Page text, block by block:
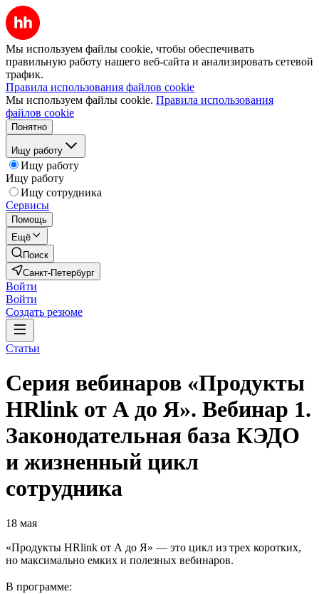
Мы используем файлы cookie, чтобы обеспечивать
правильную работу нашего веб-сайта и анализировать сетевой
трафик.
Правила использования файлов cookie
Мы используем файлы cookie. Правила использования
файлов cookie
Понятно
Ищу работу
Ищу работу
Ищу работу
Ищу сотрудника
Сервисы
Помощь
Ещё
Поиск
Санкт-Петербург
Войти
Войти
Создать резюме
Статьи
Серия вебинаров «Продукты
HRlink от А до Я». Вебинар 1.
Законодательная база КЭДО
и жизненный цикл
сотрудника
18 мая
«Продукты HRlink от А до Я» — это цикл из трех коротких,
но максимально емких и полезных вебинаров.
В программе: